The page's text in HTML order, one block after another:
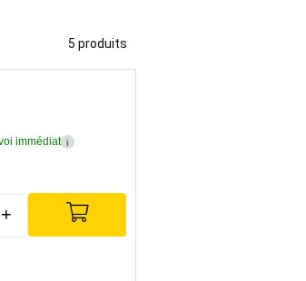
5 produits
immédiat i
+